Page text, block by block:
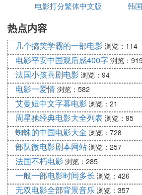
电影打分繁体中文版
韩
热点内容
几个搞笑学霸的一部电影 浏览：114
电影平安中国观后感400字 浏览：919
法国小孩喜剧电影 浏览：94
电影一爱情 浏览：582
艾曼妞中文字幕电影 浏览：21
周星驰经典电影大全列表 浏览：95
蜘蛛的中国电影大全 浏览：728
部队微电影剧本网站 浏览：257
法国不朽电影 浏览：285
一般一部电影时间多长 浏览：426
无双电影全部背景音乐 浏览：357